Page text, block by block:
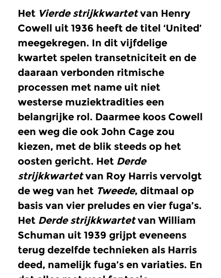
Het Vierde strijkkwartetvan Henry
Cowell uit 1936 heeft de titel ‘United’
meegekregen. In dit vijfdelige
kwartet spelen transetniciteit en de
daaraan verbonden ritmische
processen met name uit niet
westerse muziektradities een
belangrijke rol. Daarmee koos Cowell
een weg die ook John Cage zou
kiezen, met de blik steeds op het
oosten gericht. Het Derde
strijkkwartetvan Roy Harris vervolgt
de weg van het Tweede, ditmaal op
basis van vier preludes en vier fuga’s.
Het Derde strijkkwartetvan William
Schuman uit 1939 grijpt eveneens
terug dezelfde technieken als Harris
deed, namelijk fuga’s en variaties. En